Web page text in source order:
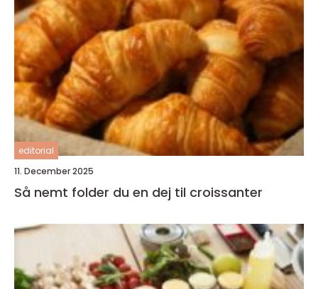
editorial
11. December 2025
Så nemt folder du en dej til croissanter